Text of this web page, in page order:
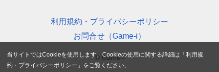
利用規約・プライバシーポリシー
お問合せ（Game-i）
© Game-i
当サイトではCookieを使用します。Cookieの使用に関する詳細は「利用規
約・プライバシーポリシー 」をご覧ください。